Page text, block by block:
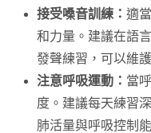
接受嗓音訓練： 適
和力量。建議在語
發聲練習，可以維
注意呼吸運動： 當
度。建議每天練習
肺活量與呼吸控制